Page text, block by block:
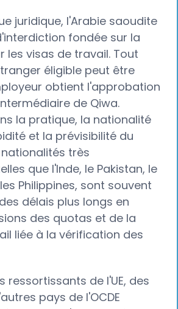
juridique, l'Arabie saoudite
fondée sur la
les visas de travail. Tout
éligible peut être
obtient l'approbation
de Qiwa.
la pratique, la nationalité
et la prévisibilité du
très
que l'Inde, le Pakistan, le
Philippines, sont souvent
délais plus longs en
des quotas et de la
liée à la vérification des
ressortissants de l'UE, des
pays de l'OCDE